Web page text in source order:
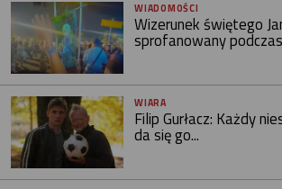
WIADOMOŚCI
Wizerunek świętego
sprofanowany
WIARA
Filip Gurłacz: Każdy
da się go...